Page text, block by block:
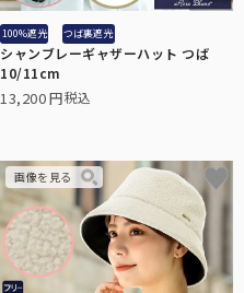
100%遮光 つば裏遮光
シャンブレーギャザーハット つば
10/11cm
13,200 税込